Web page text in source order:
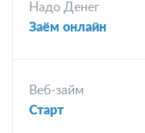
Надо Денег
Заём онлайн
Веб-займ
Старт